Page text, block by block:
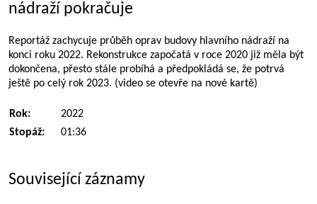
nádraží pokračuje
Reportáž zachycuje průběh oprav budovy hlavního nádraží na
konci roku 2022. Rekonstrukce započatá v roce 2020 již měla být
dokončena, přesto stále probíhá a předpokládá se, že potrvá
ještě po celý rok 2023. (video se otevře na nové kartě)
Rok:
2022
Stopáž:
01:36
Související záznamy